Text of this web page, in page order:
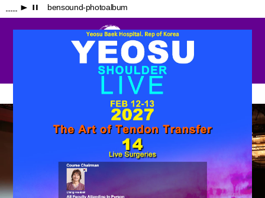
p bensound-photoalbum
병원소개 내가 경험한 여수백병원